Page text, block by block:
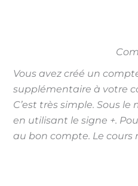
Vous avez créé un
supplémentaire à votre
C’est très simple. Sous
en utilisant le signe +.
au bon compte. Le